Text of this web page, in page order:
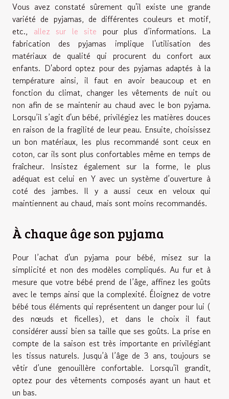
Vous avez constaté sûrement qu'il existe une grande
variété de pyjamas, de différentes couleurs et motif,
etc., allez sur le site pour plus d’informations. La
fabrication des pyjamas implique l'utilisation des
matériaux de qualité qui procurent du confort aux
enfants. D'abord optez pour des pyjamas adaptés à la
température ainsi, il faut en avoir beaucoup et en
fonction du climat, changer les vêtements de nuit ou
non afin de se maintenir au chaud avec le bon pyjama.
Lorsqu’il s’agit d'un bébé, privilégiez les matières douces
en raison de la fragilité de leur peau. Ensuite, choisissez
un bon matériaux, les plus recommandé sont ceux en
coton, car ils sont plus confortables même en temps de
fraîcheur. Insistez également sur la forme, le plus
adéquat est celui en Y avec un système d’ouverture à
coté des jambes. Il y a aussi ceux en veloux qui
maintiennent au chaud, mais sont moins recommandés.
À chaque âge son pyjama
Pour l’achat d'un pyjama pour bébé, misez sur la
simplicité et non des modèles compliqués. Au fur et à
mesure que votre bébé prend de l’âge, affinez les goûts
avec le temps ainsi que la complexité. Éloignez de votre
bébé tous éléments qui représentent un danger pour lui (
des nœuds et ficelles), et dans le choix il faut
considérer aussi bien sa taille que ses goûts. La prise en
compte de la saison est très importante en privilégiant
les tissus naturels. Jusqu’à l’âge de 3 ans, toujours se
vêtir d’une genouillère confortable. Lorsqu'il grandit,
optez pour des vêtements composés ayant un haut et
un bas.